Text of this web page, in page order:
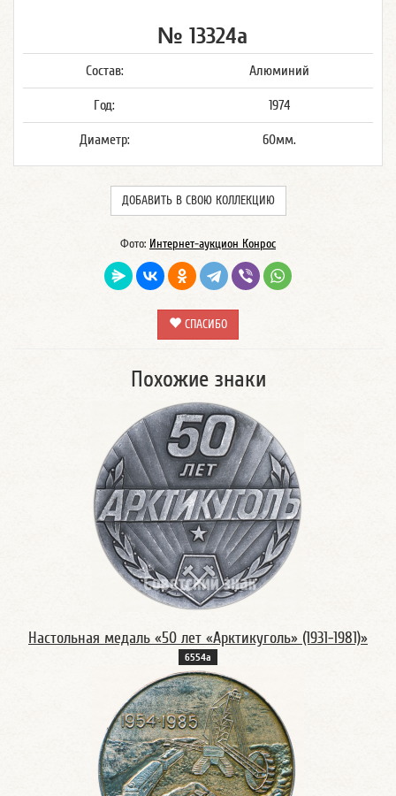
№ 13324а
Состав: Алюминий
Год: 1974
Диаметр: 60мм.
ДОБАВИТЬ В СВОЮ КОЛЛЕКЦИЮ
Фото: Интернет-аукцион Конрос
СПАСИБО
Похожие знаки
Настольная медаль «50 лет «Арктикуголь» (1931-1981)»
6554а